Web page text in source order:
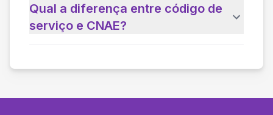
Qual a diferença entre código de
serviço e CNAE?